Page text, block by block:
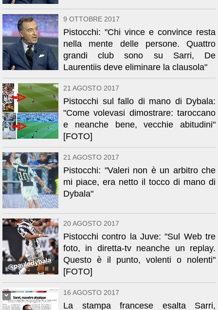
9 OTTOBRE 2017
Pistocchi: "Chi vince e convince resta
nella mente delle persone. Quattro
grandi club sono su Sarri, De
Laurentiis deve eliminare la clausola"
21 AGOSTO 2017
Pistocchi sul fallo di mano di Dybala:
"Come volevasi dimostrare: taroccano
e neanche bene, vecchie abitudini"
[FOTO]
21 AGOSTO 2017
Pistocchi: "Valeri non è un arbitro che
mi piace, era netto il tocco di mano di
Dybala"
20 AGOSTO 2017
Pistocchi contro la Juve: "Sul Web tre
foto, in diretta-tv neanche un replay.
Questo è il punto, volenti o nolenti"
[FOTO]
16 AGOSTO 2017
La stampa francese esalta Sarri,